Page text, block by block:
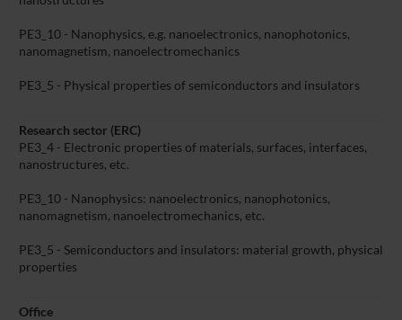
PE3_10 - Nanophysics, e.g. nanoelectronics, nanophotonics,
nanomagnetism, nanoelectromechanics
PE3_5 - Physical properties of semiconductors and insulators
Research sector (ERC)
PE3_4 - Electronic properties of materials, surfaces, interfaces,
nanostructures, etc.
PE3_10 - Nanophysics: nanoelectronics, nanophotonics,
nanomagnetism, nanoelectromechanics, etc.
PE3_5 - Semiconductors and insulators: material growth, physical
properties
Office